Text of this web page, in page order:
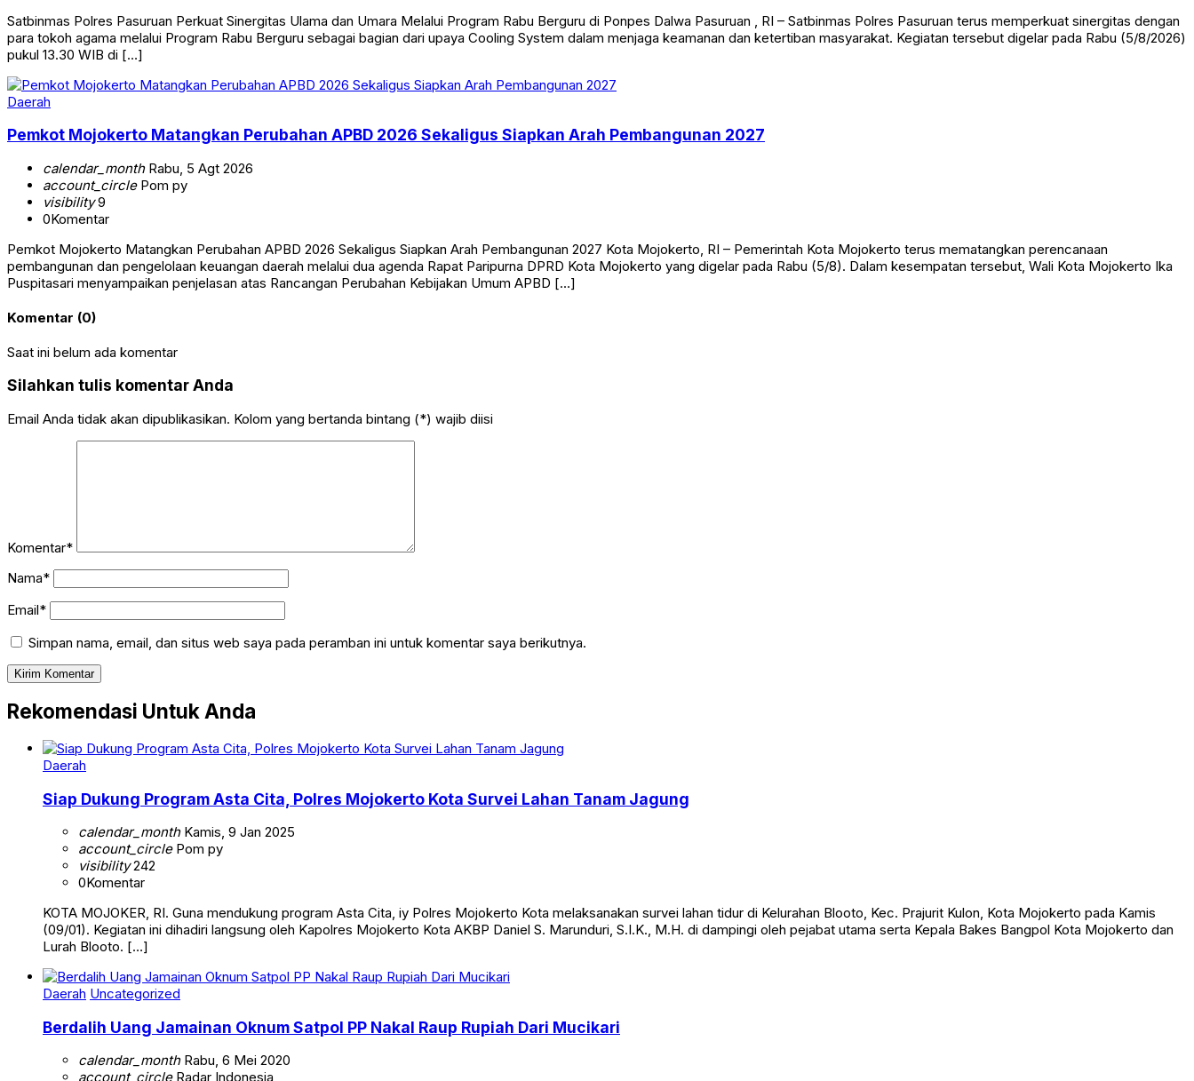
Satbinmas Polres Pasuruan Perkuat Sinergitas Ulama dan Umara Melalui Program Rabu Berguru di Ponpes Dalwa Pasuruan , RI – Satbinmas Polres Pasuruan terus memperkuat sinergitas dengan
para tokoh agama melalui Program Rabu Berguru sebagai bagian dari upaya Cooling System dalam menjaga keamanan dan ketertiban masyarakat. Kegiatan tersebut digelar pada Rabu (5/8/2026)
pukul 13.30 WIB di […]
Daerah
Pemkot Mojokerto Matangkan Perubahan APBD 2026 Sekaligus Siapkan Arah Pembangunan 2027
calendar_monthRabu, 5 Agt 2026
account_circlePom py
visibility9
0Komentar
Pemkot Mojokerto Matangkan Perubahan APBD 2026 Sekaligus Siapkan Arah Pembangunan 2027 Kota Mojokerto, RI – Pemerintah Kota Mojokerto terus mematangkan perencanaan
pembangunan dan pengelolaan keuangan daerah melalui dua agenda Rapat Paripurna DPRD Kota Mojokerto yang digelar pada Rabu (5/8). Dalam kesempatan tersebut, Wali Kota Mojokerto Ika
Puspitasari menyampaikan penjelasan atas Rancangan Perubahan Kebijakan Umum APBD […]
Komentar (0)
Saat ini belum ada komentar
Silahkan tulis komentar Anda
Email Anda tidak akan dipublikasikan. Kolom yang bertanda bintang (*) wajib diisi
Komentar*
Nama*
Email*
Simpan nama, email, dan situs web saya pada peramban ini untuk komentar saya berikutnya.
Rekomendasi Untuk Anda
Daerah
Siap Dukung Program Asta Cita, Polres Mojokerto Kota Survei Lahan Tanam Jagung
calendar_monthKamis, 9 Jan 2025
account_circlePom py
visibility242
0Komentar
KOTA MOJOKER, RI. Guna mendukung program Asta Cita, iy Polres Mojokerto Kota melaksanakan survei lahan tidur di Kelurahan Blooto, Kec. Prajurit Kulon, Kota Mojokerto pada Kamis
(09/01). Kegiatan ini dihadiri langsung oleh Kapolres Mojokerto Kota AKBP Daniel S. Marunduri, S.I.K., M.H. di dampingi oleh pejabat utama serta Kepala Bakes Bangpol Kota Mojokerto dan
Lurah Blooto. […]
Daerah Uncategorized
Berdalih Uang Jamainan Oknum Satpol PP Nakal Raup Rupiah Dari Mucikari
calendar_monthRabu, 6 Mei 2020
account_circleRadar Indonesia